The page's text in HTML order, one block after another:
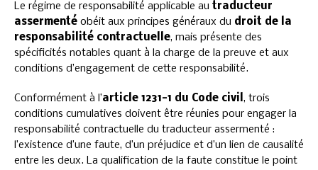
Le régime de responsabilité applicable au traducteur
assermenté obéit aux principes généraux du droit de la
responsabilité contractuelle, mais présente des
spécificités notables quant à la charge de la preuve et aux
conditions d’engagement de cette responsabilité.
Conformément à l’article 1231-1 du Code civil , trois
conditions cumulatives doivent être réunies pour engager la
responsabilité contractuelle du traducteur assermenté :
l’existence d’une faute, d’un préjudice et d’un lien de causalité
entre les deux. La qualification de la faute constitue le point